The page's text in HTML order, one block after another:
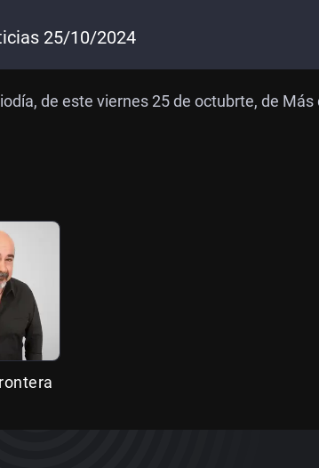
25/10/2024
de este viernes 25 de octubrte, de